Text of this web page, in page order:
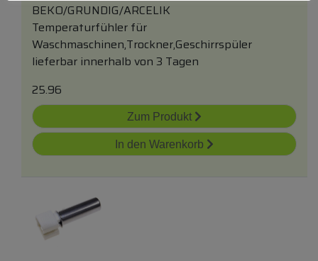
BEKO/GRUNDIG/ARCELIK
Temperaturfühler für
Waschmaschinen,Trockner,Geschirrspüler
lieferbar innerhalb von 3 Tagen
25.96
Zum Produkt
In den Warenkorb